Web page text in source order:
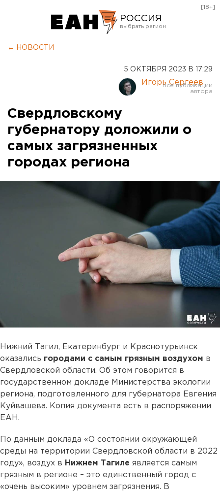
РОССИЯ
Курган
Оренбург
[18+]
← НОВОСТИ
5 ОКТЯБРЯ 2023 В 17:29
Игорь Сергеев
Свердловскому
губернатору доложили о
самых загрязненных
городах региона
Нижний Тагил, Екатеринбург и Краснотурьинск
оказались городами с самым грязным воздухом в
Свердловской области. Об этом говорится в
государственном докладе Министерства экологии
региона, подготовленного для губернатора Евгения
Куйвашева. Копия документа есть в распоряжении
ЕАН.
По данным доклада «О состоянии окружающей
среды на территории Свердловской области в 2022
году», воздух в Нижнем Тагиле является самым
грязным в регионе – это единственный город с
«очень высоким» уровнем загрязнения. В